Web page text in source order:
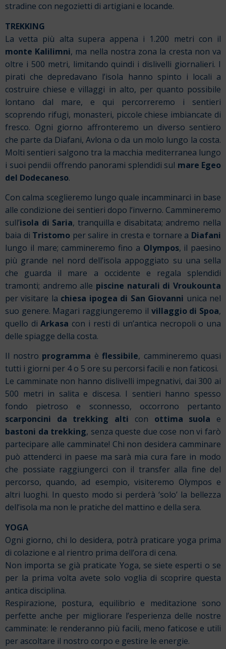
stradine con negozietti di artigiani e locande.
TREKKING
La vetta più alta supera appena i 1.200 metri con il
monte Kalilimni, ma nella nostra zona la cresta non va
oltre i 500 metri, limitando quindi i dislivelli giornalieri. I
pirati che depredavano l’isola hanno spinto i locali a
costruire chiese e villaggi in alto, per quanto possibile
lontano dal mare, e qui percorreremo i sentieri
scoprendo rifugi, monasteri, piccole chiese imbiancate di
fresco. Ogni giorno affronteremo un diverso sentiero
che parte da Diafani, Avlona o da un molo lungo la costa.
Molti sentieri salgono tra la macchia mediterranea lungo
i suoi pendii offrendo panorami splendidi sul mare Egeo
del Dodecaneso.
Con calma sceglieremo lungo quale incamminarci in base
alle condizione dei sentieri dopo l’inverno. Cammineremo
sull’isola di Saria, tranquilla e disabitata; andremo nella
baia di Tristomo per salire in cresta e tornare a Diafani
lungo il mare; cammineremo fino a Olympos, il paesino
più grande nel nord dell’isola appoggiato su una sella
che guarda il mare a occidente e regala splendidi
tramonti; andremo alle piscine naturali di Vroukounta
per visitare la chiesa ipogea di San Giovanni unica nel
suo genere. Magari raggiungeremo il villaggio di Spoa,
quello diArkasa con i resti di un’antica necropoli o una
delle spiagge della costa.
Il nostro programma è flessibile, cammineremo quasi
tutti i giorni per 4 o 5 ore su percorsi facili e non faticosi.
Le camminate non hanno dislivelli impegnativi, dai 300 ai
500 metri in salita e discesa. I sentieri hanno spesso
fondo pietroso e sconnesso, occorrono pertanto
scarponcini da trekking alti con ottima suola e
bastoni da trekking, senza queste due cose non vi farò
partecipare alle camminate! Chi non desidera camminare
può attenderci in paese ma sarà mia cura fare in modo
che possiate raggiungerci con il transfer alla fine del
percorso, quando, ad esempio, visiteremo Olympos e
altri luoghi. In questo modo si perderà ‘solo’ la bellezza
dell’isola ma non le pratiche del mattino e della sera.
YOGA
Ogni giorno, chi lo desidera, potrà praticare yoga prima
di colazione e al rientro prima dell’ora di cena.
Non importa se già praticate Yoga, se siete esperti o se
per la prima volta avete solo voglia di scoprire questa
antica disciplina.
Respirazione, postura, equilibrio e meditazione sono
perfette anche per migliorare l’esperienza delle nostre
camminate: le renderanno più facili, meno faticose e utili
per ascoltare il nostro corpo e gestire le energie.